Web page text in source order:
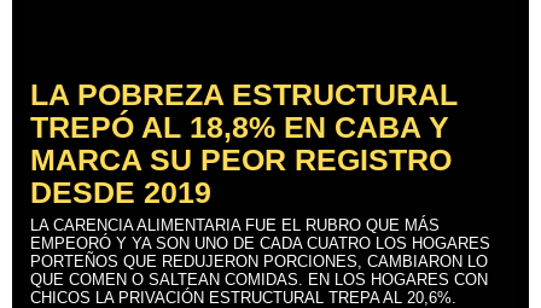
LA POBREZA ESTRUCTURAL
TREPÓ AL 18,8% EN CABA Y
MARCA SU PEOR REGISTRO
DESDE 2019
LA CARENCIA ALIMENTARIA FUE EL RUBRO QUE MÁS
EMPEORÓ Y YA SON UNO DE CADA CUATRO LOS HOGARES
PORTEÑOS QUE REDUJERON PORCIONES, CAMBIARON LO
QUE COMEN O SALTEAN COMIDAS. EN LOS HOGARES CON
CHICOS LA PRIVACIÓN ESTRUCTURAL TREPA AL 20,6%.